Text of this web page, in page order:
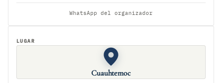
WhatsApp del organizador
LUGAR
Cuauhtemoc